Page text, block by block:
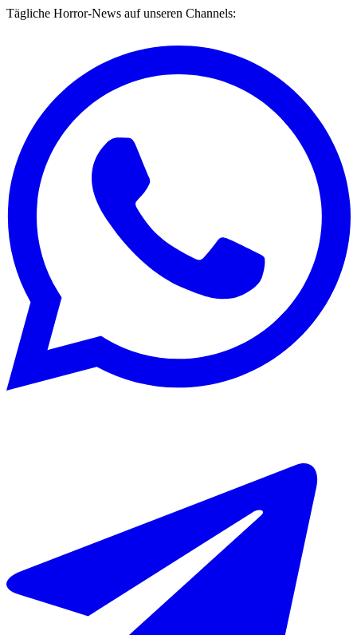
Tägliche Horror-News auf unseren Channels: